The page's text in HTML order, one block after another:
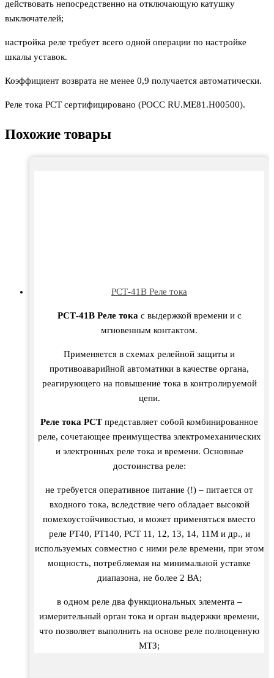
действовать непосредственно на отключающую катушку
выключателей;
настройка реле требует всего одной операции по настройке
шкалы уставок.
Коэффициент возврата не менее 0,9 получается автоматически.
Реле тока РСТ сертифицировано (РОСС RU.ME81.H00500).
Похожие товары
РСТ-41В Реле тока
РСТ-41В Реле тока с выдержкой времени и с
мгновенным контактом.
Применяется в схемах релейной защиты и
противоаварийной автоматики в качестве органа,
реагирующего на повышение тока в контролируемой
цепи.
Реле тока РСТ представляет собой комбинированное
реле, сочетающее преимущества электромеханических
и электронных реле тока и времени. Основные
достоинства реле:
не требуется оперативное питание (!) – питается от
входного тока, вследствие чего обладает высокой
помехоустойчивостью, и может применяться вместо
реле РТ40, РТ140, РСТ 11, 12, 13, 14, 11М и др., и
используемых совместно с ними реле времени, при этом
мощность, потребляемая на минимальной уставке
диапазона, не более 2 ВА;
в одном реле два функциональных элемента –
измерительный орган тока и орган выдержки времени,
что позволяет выполнить на основе реле полноценную
МТЗ;